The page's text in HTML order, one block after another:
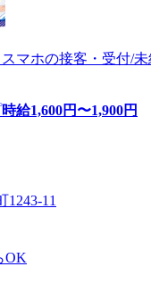
スマホの接客・受付/
時給1,600円〜1,900円
1243-11
OK